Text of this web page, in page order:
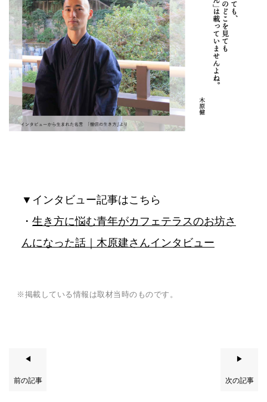
▼インタビュー記事はこちら
・ 生き方に悩む青年がカフェテラスのお坊さ
んになった話｜木原建さんインタビュー
※掲載している情報は取材当時のものです。
◀
前の記事
▶
次の記事